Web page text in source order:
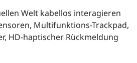
Welt kabellos interagieren
Multifunktions-Trackpad,
HD-haptischer Rückmeldung